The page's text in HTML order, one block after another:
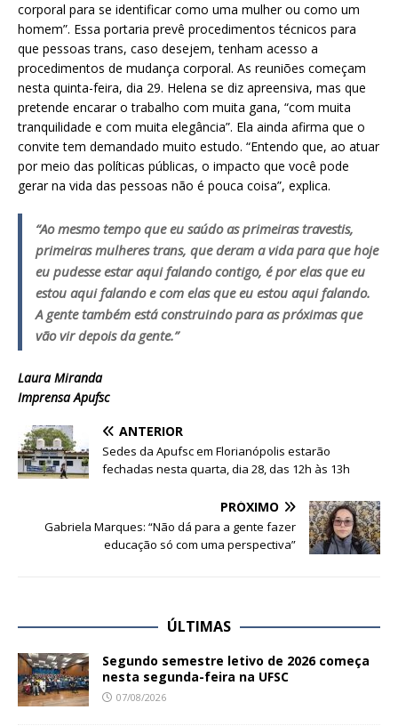
corporal para se identificar como uma mulher ou como um
homem”. Essa portaria prevê procedimentos técnicos para
que pessoas trans, caso desejem, tenham acesso a
procedimentos de mudança corporal. As reuniões começam
nesta quinta-feira, dia 29. Helena se diz apreensiva, mas que
pretende encarar o trabalho com muita gana, “com muita
tranquilidade e com muita elegância”. Ela ainda afirma que o
convite tem demandado muito estudo. “Entendo que, ao atuar
por meio das políticas públicas, o impacto que você pode
gerar na vida das pessoas não é pouca coisa”, explica.
“Ao mesmo tempo que eu saúdo as primeiras travestis,
primeiras mulheres trans, que deram a vida para que hoje
eu pudesse estar aqui falando contigo, é por elas que eu
estou aqui falando e com elas que eu estou aqui falando.
A gente também está construindo para as próximas que
vão vir depois da gente.”
Laura Miranda
Imprensa Apufsc
ANTERIOR
Sedes da Apufsc em Florianópolis estarão
fechadas nesta quarta, dia 28, das 12h às 13h
PRÓXIMO
Gabriela Marques: “Não dá para a gente fazer
educação só com uma perspectiva”
ÚLTIMAS
Segundo semestre letivo de 2026 começa
nesta segunda-feira na UFSC
07/08/2026